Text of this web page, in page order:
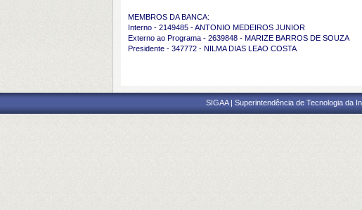
MEMBROS DA BANCA:
Interno - 2149485 - ANTONIO MEDEIROS JUNIOR
Externo ao Programa - 2639848 - MARIZE BARROS DE SOUZA
Presidente - 347772 - NILMA DIAS LEAO COSTA
SIGAA | Superintendência de Tecnologia da